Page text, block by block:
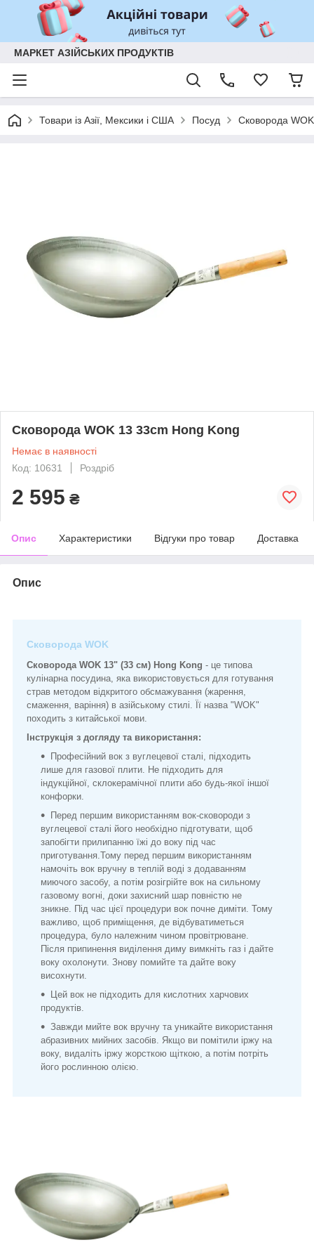
МАРКЕТ АЗІЙСЬКИХ ПРОДУКТІВ
Товари із Азії, Мексики і США Посуд Сковорода
Сковорода WOK 13 33cm Hong Kong
Немає в наявності
Код: 10631
Роздріб
2 595 ₴
Опис Характеристики Відгуки про товар Доставка
Опис
Сковорода WOK
Сковорода WOK 13" (33 см) Hong Kong - це типова
кулінарна посудина, яка використовується для готування
страв методом відкритого обсмажування (жарення,
смаження, варіння) в азійському стилі. Її назва "WOK"
походить з китайської мови.
Інструкція з догляду та використання:
Професійний вок з вуглецевої сталі, підходить
лише для газової плити. Не підходить для
індукційної, склокерамічної плити або будь-якої іншої
конфорки.
Перед першим використанням вок-сковороди з
вуглецевої сталі його необхідно підготувати, щоб
запобігти прилипанню їжі до воку під час
приготування.Тому перед першим використанням
намочіть вок вручну в теплій воді з додаванням
миючого засобу, а потім розігрійте вок на сильному
газовому вогні, доки захисний шар повністю не
зникне. Під час цієї процедури вок почне диміти. Тому
важливо, щоб приміщення, де відбуватиметься
процедура, було належним чином провітрюване.
Після припинення виділення диму вимкніть газ і дайте
воку охолонути. Знову помийте та дайте воку
висохнути.
Цей вок не підходить для кислотних харчових
продуктів.
Завжди мийте вок вручну та уникайте використання
абразивних мийних засобів. Якщо ви помітили іржу на
воку, видаліть іржу жорсткою щіткою, а потім потріть
його рослинною олією.